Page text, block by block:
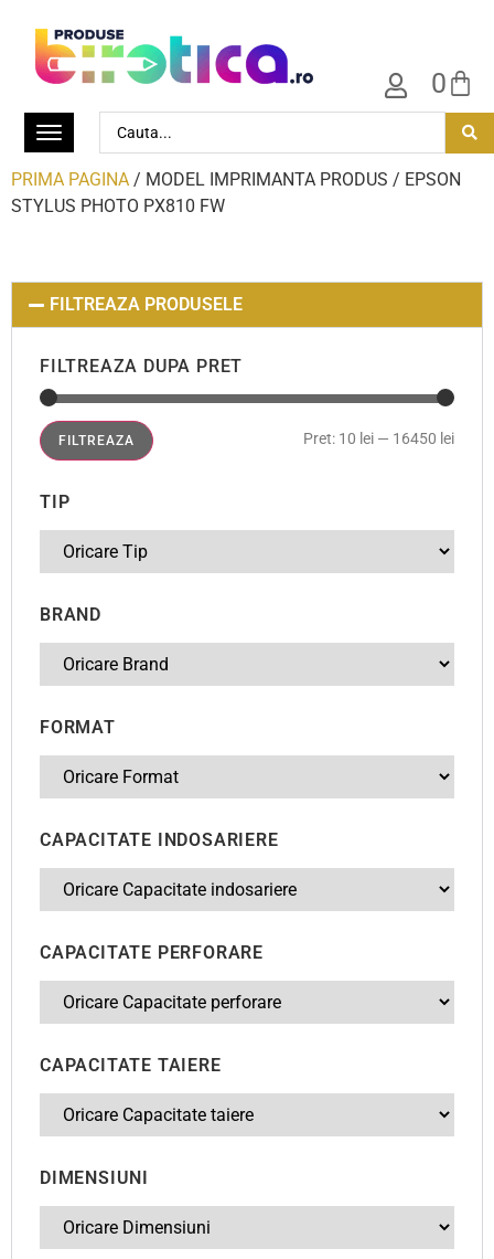
0
PRIMA PAGINA / MODEL IMPRIMANTA PRODUS / EPSON
STYLUS PHOTO PX810 FW
FILTREAZA PRODUSELE
FILTREAZA DUPA PRET
FILTREAZA Pret: 10 lei — 16450 lei
TIP
BRAND
FORMAT
CAPACITATE INDOSARIERE
CAPACITATE PERFORARE
CAPACITATE TAIERE
DIMENSIUNI